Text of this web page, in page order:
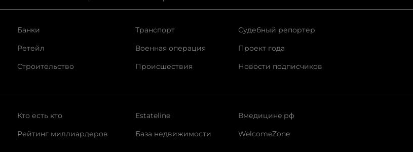
Банки
Ретейл
Строительство
Транспорт
Военная операция
Происшествия
Судебный репортер
Проект года
Новости подписчиков
Кто есть кто
Рейтинг миллиардеров
Estateline
База недвижимости
Вмедицине.рф
WelcomeZone